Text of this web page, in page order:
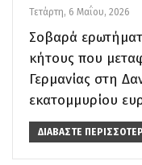
Τετάρτη, 6 Μαΐου, 2026
Σοβαρά
κήτους που
Γερμανίας στη
εκατομμυρίου
ΔΙΑΒΆΣΤΕ